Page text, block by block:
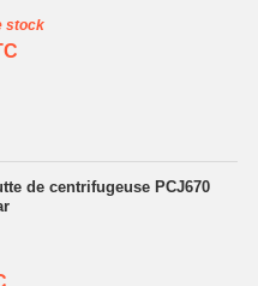
stock
de centrifugeuse PCJ670